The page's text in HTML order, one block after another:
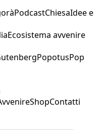
PodcastChiesaIdee e
Ecosistema avvenire
PopotusPop
ShopContatti